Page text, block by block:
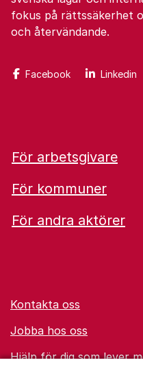
fokus på rättssäkerhet
och återvändande.
Facebook Linkedin
För arbetsgivare
För kommuner
För andra aktörer
Kontakta oss
Jobba hos oss
Hjälp för dig som lever